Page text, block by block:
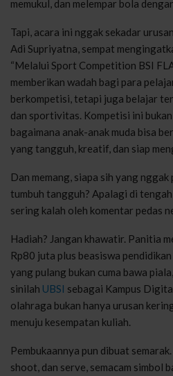
memukul, dan melempar bola
Tapi, acara ini nggak sekadar
Adi Supriyatna, sempat
“Melalui Sport Competition BSI
memberikan wadah bagi para
berkompetisi, tetapi juga belajar
dan sportivitas. Kompetisi ini
bagaimana anak-anak muda bisa
yang tangguh, kreatif, dan siap
Dan memang, siapa sih yang
tumbuh tangguh? Apalagi di
sering kalah oleh komentar pedas
Hadiah? Jangan khawatir. Panitia
Rp80 juta plus beasiswa
yang pulang bukan cuma bawa
sinilah UBSI sebagai Kampus
olahraga bukan hanya urusan
menuju kesempatan kuliah.
Pembukaannya pun dibuat
shoot, dan serve, semacam simbol